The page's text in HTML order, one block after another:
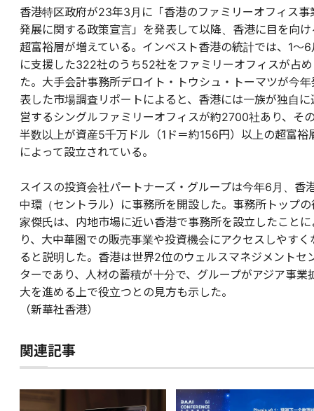
香港特区政府が23年3月に「香港のファミリーオフィス事
発展に関する政策宣言」を発表して以降、香港に目を向け
超富裕層が増えている。インベスト香港の統計では、1～6
に支援した322社のうち52社をファミリーオフィスが占め
た。大手会計事務所デロイト・トウシュ・トーマツが今年
表した市場調査リポートによると、香港には一族が独自に
営するシングルファミリーオフィスが約2700社あり、そ
半数以上が資産5千万ドル（1ド＝約156円）以上の超富裕
によって設立されている。
スイスの投資会社パートナーズ・グループは今年6月、香
中環（セントラル）に事務所を開設した。事務所トップの
家傑氏は、内地市場に近い香港で事務所を設立したことに
り、大中華圏での販売事業や投資機会にアクセスしやすく
ると説明した。香港は世界2位のウェルスマネジメントセ
ターであり、人材の蓄積が十分で、グループがアジア事業
大を進める上で役立つとの見方も示した。
（新華社香港）
関連記事